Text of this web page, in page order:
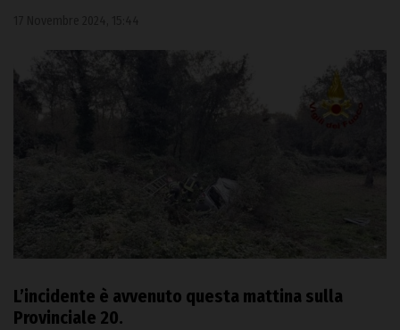
L’incidente è avvenuto questa mattina sulla
Provinciale 20.